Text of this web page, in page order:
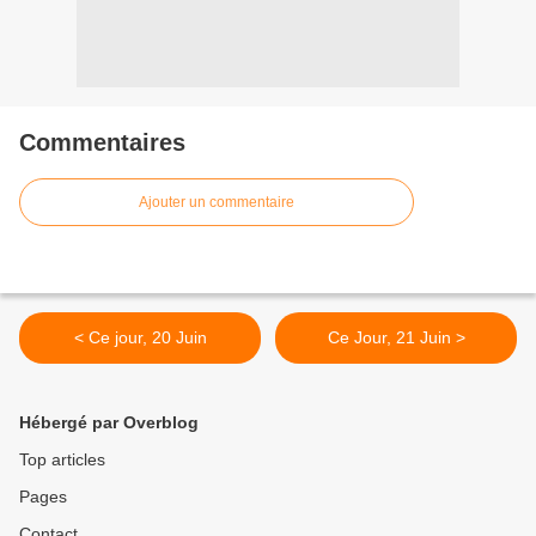
Commentaires
Ajouter un commentaire
< Ce jour, 20 Juin Ce Jour, 21 Juin >
Hébergé par Overblog
Top articles
Pages